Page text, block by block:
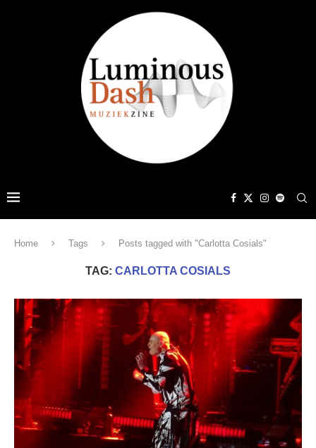
Home Tags Posts tagged with "Carlotta Cosials"
TAG: CARLOTTA COSIALS